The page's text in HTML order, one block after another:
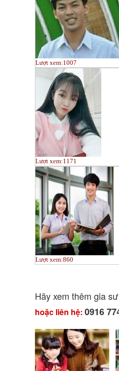
Lượt xem:1007
Lượt xem:1171
Lượt xem:860
Hãy xem thêm gia
hoặc liên hệ:0916